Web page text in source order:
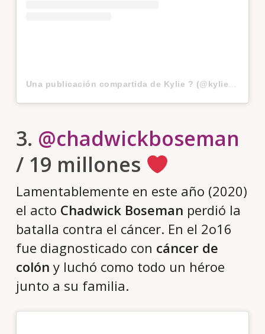
3. @chadwickboseman
/ 19 millones
Lamentablemente en este año (2020)
el acto Chadwick Boseman perdió la
batalla contra el cáncer. En el 2o16
fue diagnosticado con cáncer de
colón y luchó como todo un héroe
junto a su familia.